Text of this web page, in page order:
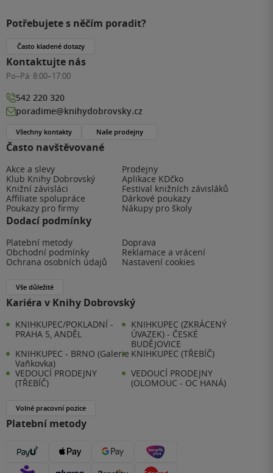
Často navštěvované
Akce a slevy
Prodejny
Klub Knihy Dobrovský
Aplikace KDčko
Knižní závisláci
Festival knižních závisláků
Affiliate spolupráce
Dárkové poukazy
Poukazy pro firmy
Nákupy pro školy
Dodací podmínky
Platební metody
Doprava
Obchodní podmínky
Reklamace a vrácení
Ochrana osobních údajů
Nastavení cookies
Vše důležité
Kariéra v Knihy Dobrovský
KNIHKUPEC/POKLADNÍ -
PRAHA 5, ANDĚL
KNIHKUPEC (ZKRÁCENÝ
ÚVAZEK) - ČESKÉ
BUDĚJOVICE
KNIHKUPEC - BRNO (Galerie
Vaňkovka)
KNIHKUPEC (TŘEBÍČ)
VEDOUCÍ PRODEJNY
(TŘEBÍČ)
VEDOUCÍ PRODEJNY
(OLOMOUC - OC HANÁ)
Volné pracovní pozice
Platební metody
Potřebujete s něčím poradit?
Často kladené dotazy
Kontaktujte nás
Po–Pá: 8:00–17:00
542 220 320
poradime@knihydobrovsky.cz
Všechny kontakty Naše prodejny